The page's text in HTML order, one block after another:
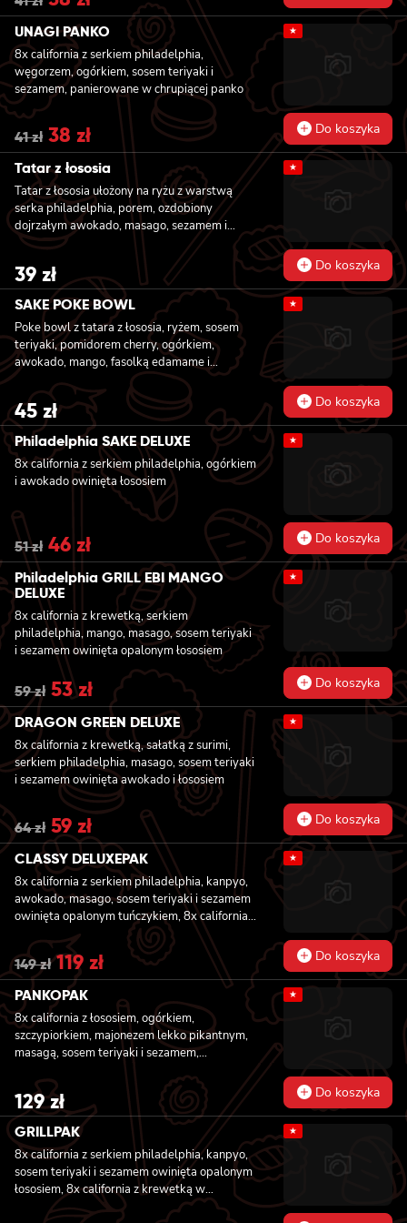
price
was:
41 zł.
price
is:
38 zł.
UNAGI PANKO
8x california z serkiem philadelphia,
węgorzem, ogórkiem, sosem teriyaki i
sezamem, panierowane w chrupiącej panko
★
41zł Original
price
was:
41 zł.
38 zł Current
price
is:
38 zł.
Do koszyka
Tatar z łososia
Tatar z łososia ułożony na ryżu z warstwą
serka philadelphia, porem, ozdobiony
dojrzałym awokado, masago, sezamem i
szczepiorkiem
★
39 zł Do koszyka
SAKE POKE BOWL
Poke bowl z tatara z łososia, ryżem, sosem
teriyaki, pomidorem cherry, ogórkiem,
awokado, mango, fasolką edamame i
szczypiorkiem
★
45 zł Do koszyka
Philadelphia SAKE DELUXE
8x california z serkiem philadelphia, ogórkiem
i awokado owinięta łososiem
★
51zł Original
price
was:
51 zł.
46 zł
price
is:
46 zł.
Do koszyka
Philadelphia GRILL EBI MANGO
DELUXE
8x california z krewetką, serkiem
philadelphia, mango, masago, sosem teriyaki
i sezamem owinięta opalonym łososiem
★
59zł Original
price
was:
59 zł.
53zł Current
price
is:
53 zł.
Do koszyka
DRAGON GREEN DELUXE
8x california z krewetką, sałatką z surimi,
serkiem philadelphia, masago, sosem teriyaki
i sezamem owinięta awokado i łososiem
★
64zł Original
price
was:
64 zł.
59 zł Current
price
is:
59 zł.
Do koszyka
CLASSY DELUXEPAK
8x california z serkiem philadelphia, kanpyo,
awokado, masago, sosem teriyaki i sezamem
owinięta opalonym tuńczykiem, 8x california z
serkiem philadelphia, ogórkiem i awokado
owinięta łososiem, 8x california z krewetką w
tempurze, awokado, majonezem lekko
pikantnym, owinięta krewetką
★
149zł Original
price
was:
149 zł.
119 zł Current
price
119 zł.
Do koszyka
PANKOPAK
8x california z łososiem, ogórkiem,
szczypiorkiem, majonezem lekko pikantnym,
masagą, sosem teriyaki i sezamem,
panierowane w chrupiącej panko, 8x
california z węgorzem , krewetką, imbirem,
majonezem lekko pikantnym, sosem teriyaki i
sezamem, panierowane w chrupiącej panko,
8x california z serkiem philadelphia,
węgorzem, ogórkiem, sosem teriyaki i
sezamem, panierowane w chrupiącej panko,
8x california z łososiem wędzonym, ogórkiem,
awokado, szczypiorkiem, sosem teriyaki i
★
129zł Do koszyka
GRILLPAK
8x california z serkiem philadelphia, kanpyo,
sosem teriyaki i sezamem owinięta opalonym
łososiem, 8x california z krewetką w
tempurze, majonezem lekko pikantnym,
★